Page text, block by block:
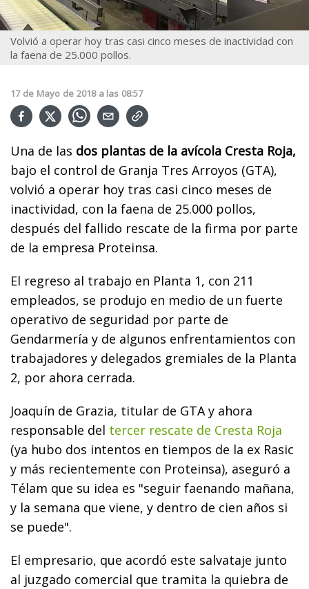
Volvió a operar hoy tras casi cinco meses de inactividad con
la faena de 25.000 pollos.
17 de Mayo de 2018 a las 08:57
Una de las dos plantas de la avícola Cresta Roja,
bajo el control de Granja Tres Arroyos (GTA),
volvió a operar hoy tras casi cinco meses de
inactividad, con la faena de 25.000 pollos,
después del fallido rescate de la firma por parte
de la empresa Proteinsa.
El regreso al trabajo en Planta 1, con 211
empleados, se produjo en medio de un fuerte
operativo de seguridad por parte de
Gendarmería y de algunos enfrentamientos con
trabajadores y delegados gremiales de la Planta
2, por ahora cerrada.
Joaquín de Grazia, titular de GTA y ahora
responsable del tercer rescate de Cresta Roja
(ya hubo dos intentos en tiempos de la ex Rasic
y más recientemente con Proteinsa), aseguró a
Télam que su idea es "seguir faenando mañana,
y la semana que viene, y dentro de cien años si
se puede".
El empresario, que acordó este salvataje junto
al juzgado comercial que tramita la quiebra de